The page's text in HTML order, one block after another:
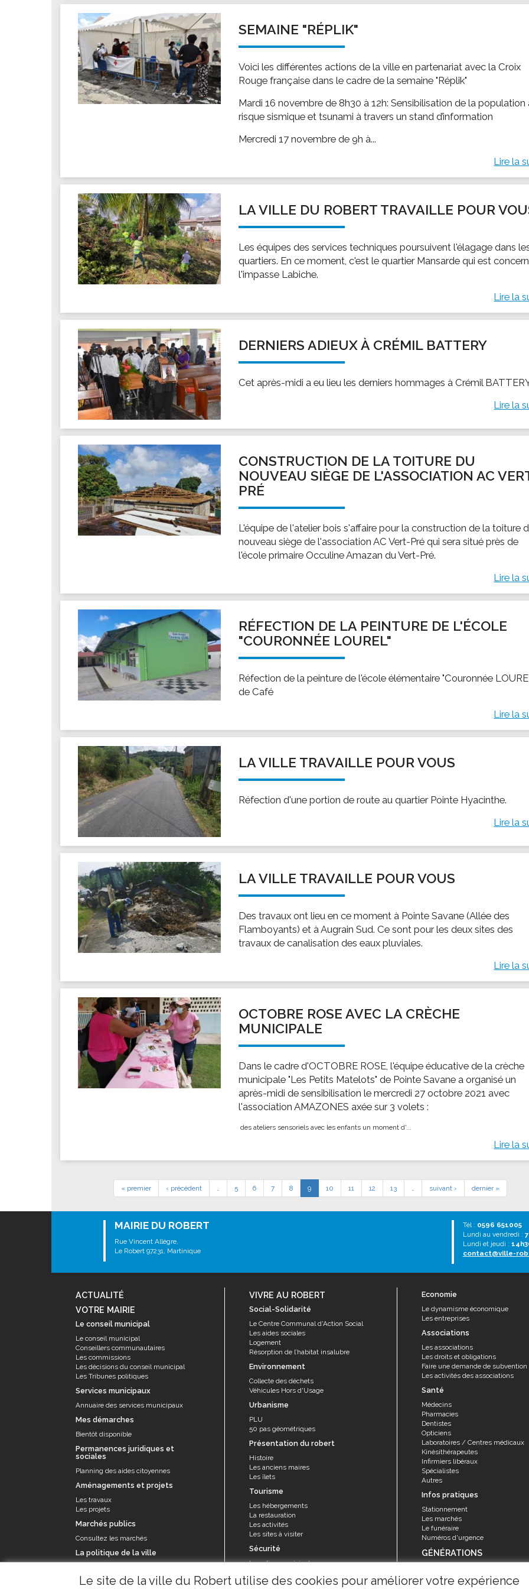
Le site de la ville du Robert utilise des cookies pour améliorer votre expérience
Les associations
Les droits et obligations
Faire une demande de subvention
Les activités des associations
VIE PRATIQUE
Les espaces numériques
Les marchés
Le funéraire
Numéros d'urgence
SANTÉ
Annuaire santé
SEMAINE "RÉPLIK"
Voici les différentes actions de la ville en partenariat avec la Croix
Rouge française dans le cadre de la semaine "Réplik"
Mardi 16 novembre de 8h30 à 12h: Sensibilisation de la population
risque sismique et tsunami à travers un stand d’information
Mercredi 17 novembre de 9h à...
Lire la
LA VILLE DU ROBERT TRAVAILLE POUR
Les équipes des services techniques poursuivent l'élagage dans
quartiers. En ce moment, c'est le quartier Mansarde qui est
l'impasse Labiche.
Lire la
DERNIERS ADIEUX À CRÉMIL BATTERY
Cet après-midi a eu lieu les derniers hommages à Crémil
Lire la
CONSTRUCTION DE LA TOITURE DU
NOUVEAU SIÈGE DE L'ASSOCIATION AC
PRÉ
L'équipe de l'atelier bois s'affaire pour la construction de la toiture
nouveau siège de l'association AC Vert-Pré qui sera situé près de
l'école primaire Occuline Amazan du Vert-Pré.
Lire la
RÉFECTION DE LA PEINTURE DE L'ÉCOLE
"COURONNÉE LOUREL"
Réfection de la peinture de l'école élémentaire "Couronnée
de Café
Lire la
LA VILLE TRAVAILLE POUR VOUS
Réfection d'une portion de route au quartier Pointe Hyacinthe.
Lire la
LA VILLE TRAVAILLE POUR VOUS
Des travaux ont lieu en ce moment à Pointe Savane (Allée des
Flamboyants) et à Augrain Sud. Ce sont pour les deux sites des
travaux de canalisation des eaux pluviales.
Lire la
OCTOBRE ROSE AVEC LA CRÈCHE
MUNICIPALE
Dans le cadre d'OCTOBRE ROSE, l'équipe éducative de la crèche
municipale "Les Petits Matelots" de Pointe Savane a organisé un
après-midi de sensibilisation le mercredi 27 octobre 2021 avec
l'association AMAZONES axée sur 3 volets :
des ateliers sensoriels avec les enfants ​ un moment d'...
Lire la
« premier ‹ précédent … 5 6 7 8 9 10 11 12 13 … suivant › dernier »
MAIRIE DU ROBERT
Rue Vincent Allègre,
Le Robert 97231, Martinique
Tél : 0596 651005
Lundi au vendredi :
Lundi et jeudi :
contact@ville-
ACTUALITÉ
VOTRE MAIRIE
Le conseil municipal
Le conseil municipal
Conseillers communautaires
Les commissions
Les décisions du conseil municipal
Les Tribunes politiques
Services municipaux
Annuaire des services municipaux
Mes démarches
Bientôt disponible
Permanences juridiques et
sociales
Planning des aides citoyennes
Aménagements et projets
Les travaux
Les projets
Marchés publics
Consultez les marchés
La politique de la ville
VIVRE AU ROBERT
Social-Solidarité
Le Centre Communal d'Action Social
Les aides sociales
Logement
Résorption de l’habitat insalubre
Environnement
Collecte des déchets
Véhicules Hors d'Usage
Urbanisme
PLU
50 pas géométriques
Présentation du robert
Histoire
Les anciens maires
Les îlets
Tourisme
Les hébergements
La restauration
Les activités
Les sites à visiter
Sécurité
La police municipale
prévention
Economie
Le dynamisme économique
Les entreprises
Associations
Les associations
Les droits et obligations
Faire une demande de subvention
Les activités des associations
Santé
Médecins
Pharmacies
Dentistes
Opticiens
Laboratoires / Centres médicaux
Kinésithérapeutes
Infirmiers libéraux
Spécialistes
Autres
Infos pratiques
Stationnement
Les marchés
Le funéraire
Numéros d'urgence
GÉNÉRATIONS
Animations et activités